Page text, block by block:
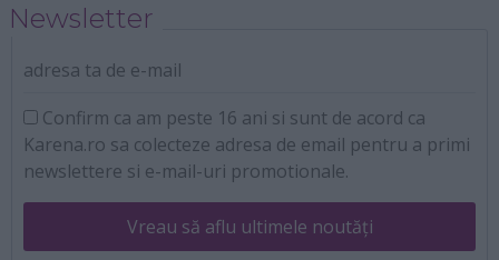
Newsletter
adresa ta de e-mail
Confirm ca am peste 16 ani si sunt de acord ca
Karena.ro sa colecteze adresa de email pentru a primi
newslettere si e-mail-uri promotionale.
Vreau să aflu ultimele noutăți